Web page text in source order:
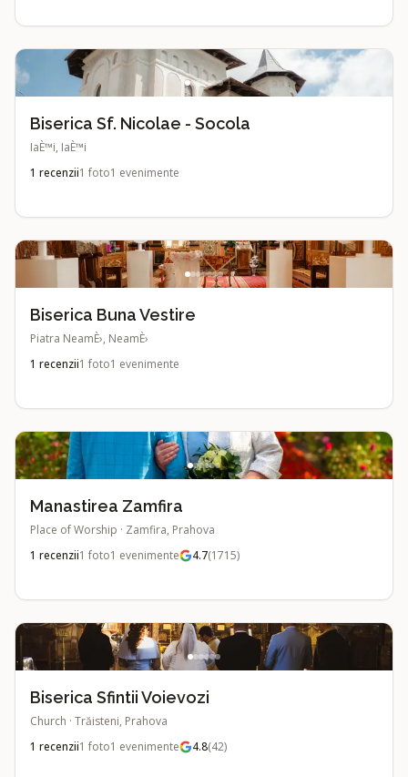
Biserica Sf. Nicolae - Socola
IaÈ™i, IaÈ™i
1 recenzii1 foto1 evenimente
Biserica Buna Vestire
Piatra NeamÈ›, NeamÈ›
1 recenzii1 foto1 evenimente
Manastirea Zamfira
Place of Worship · Zamfira, Prahova
1 recenzii1 foto1 evenimente 4.7(1715)
Biserica Sfintii Voievozi
Church · Trăisteni, Prahova
1 recenzii1 foto1 evenimente 4.8(42)